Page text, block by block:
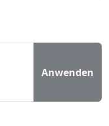
Anwenden